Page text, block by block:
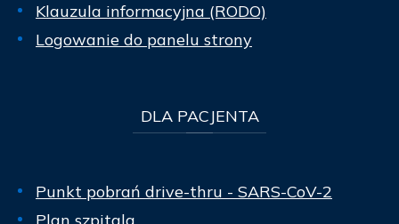
Klauzula informacyjna (RODO)
Logowanie do panelu strony
DLAPACJENTA
Punkt pobrań drive-thru - SARS-CoV-2